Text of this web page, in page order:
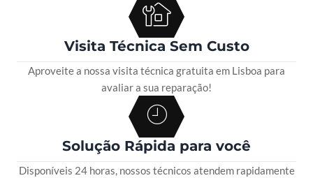
Visita Técnica Sem Custo
Aproveite a nossa visita técnica gratuita em Lisboa para
avaliar a sua reparação!
Solução Rápida para você
Disponíveis 24 horas, nossos técnicos atendem rapidamente